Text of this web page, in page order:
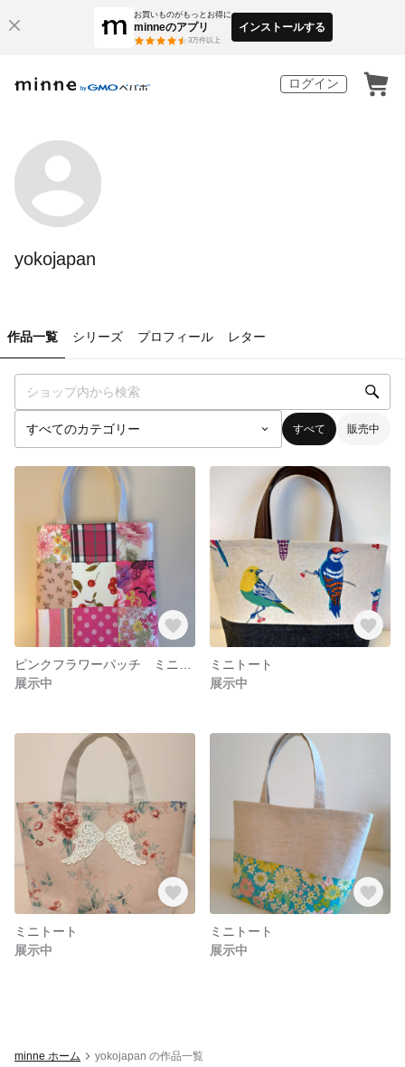
お買いものがもっとお得に
minneのアプリ
3万件以上
インストールする
ログイン
yokojapan
作品一覧 シリーズ プロフィール レター
すべて 販売中
展示中
ミニトート
展示中
ミニトート
展示中
ミニトート
展示中
minne ホーム yokojapan の作品一覧